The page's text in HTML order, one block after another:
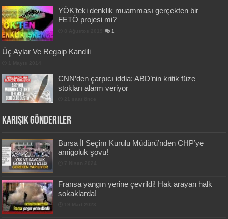
YÖK’teki denklik muamması gerçekten bir
FETÖ projesi mi?
1
Üç Aylar Ve Regaip Kandili
CNN’den çarpıcı iddia: ABD’nin kritik füze
stokları alarm veriyor
Karışık Gönderiler
Bursa İl Seçim Kurulu Müdürü’nden CHP’ye
amigoluk şovu!
Fransa yangın yerine çevrildi! Hak arayan halk
sokaklarda!